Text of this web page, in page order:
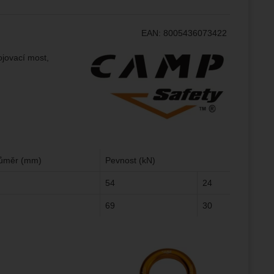
EAN: 8005436073422
Výrobce:
most,
(mm) Pevnost (kN)
54 24
69 30